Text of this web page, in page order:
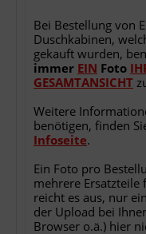
Bei Bestellung von
Duschkabinen,
gekauft wurden,
immer EIN Foto
GESAMTANSICHT
Weitere
benötigen, finden
Infoseite.
Ein Foto pro
mehrere Ersatzteile
reicht es aus, nur
der Upload bei
Browser o.ä.) hier